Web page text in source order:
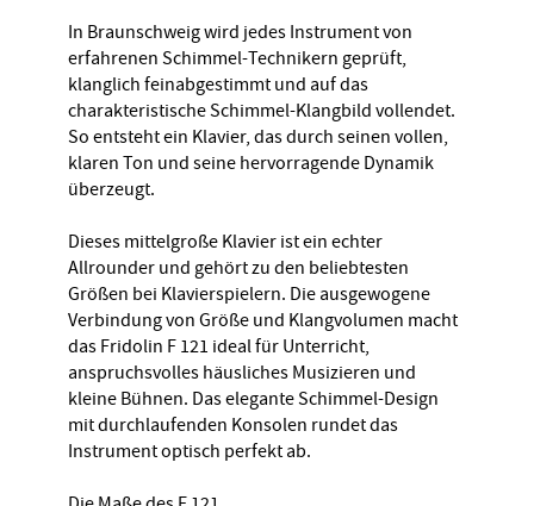
In Braunschweig wird jedes Instrument von
erfahrenen Schimmel-Technikern geprüft,
klanglich feinabgestimmt und auf das
charakteristische Schimmel-Klangbild vollendet.
So entsteht ein Klavier, das durch seinen vollen,
klaren Ton und seine hervorragende Dynamik
überzeugt.
Dieses mittelgroße Klavier ist ein echter
Allrounder und gehört zu den beliebtesten
Größen bei Klavierspielern. Die ausgewogene
Verbindung von Größe und Klangvolumen macht
das Fridolin F 121 ideal für Unterricht,
anspruchsvolles häusliches Musizieren und
kleine Bühnen. Das elegante Schimmel-Design
mit durchlaufenden Konsolen rundet das
Instrument optisch perfekt ab.